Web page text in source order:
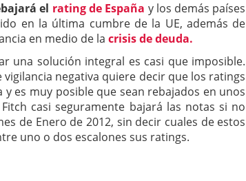
el rating de España y los demás países
en la última cumbre de la UE, además de
en medio de la crisis de deuda.
una solución integral es casi que imposible.
negativa quiere decir que los ratings
es muy posible que sean rebajados en unos
casi seguramente bajará las notas si no
de Enero de 2012, sin decir cuales de estos
uno o dos escalones sus ratings.